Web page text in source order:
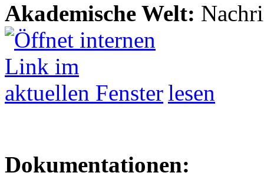
Akademische Welt:
lesen
Dokumentationen: